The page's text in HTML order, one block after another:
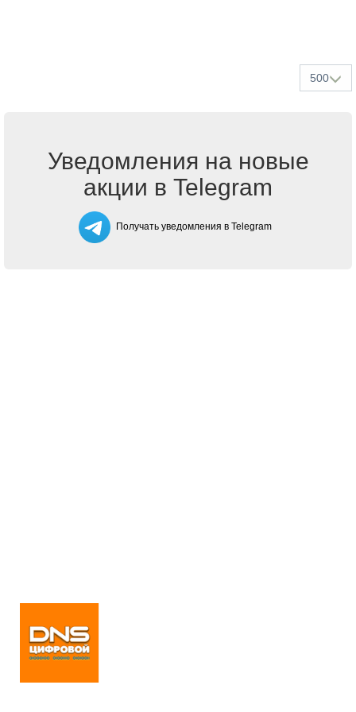
500
Уведомления на новые
акции в Telegram
Получать уведомления в Telegram